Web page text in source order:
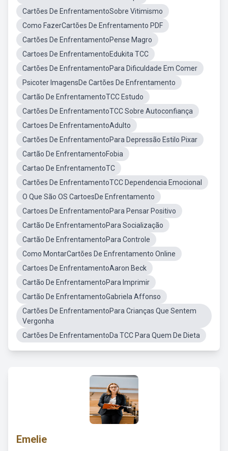
Cartões De EnfrentamentoSobre Vitimismo
Como FazerCartões De Enfrentamento PDF
Cartões De EnfrentamentoPense Magro
Cartoes De EnfrentamentoEdukita TCC
Cartões De EnfrentamentoPara Dificuldade Em Comer
Psicoter ImagensDe Cartões De Enfrentamento
Cartão De EnfrentamentoTCC Estudo
Cartões De EnfrentamentoTCC Sobre Autoconfiança
Cartoes De EnfrentamentoAdulto
Cartões De EnfrentamentoPara Depressão Estilo Pixar
Cartão De EnfrentamentoFobia
Cartao De EnfrentamentoTC
Cartões De EnfrentamentoTCC Dependencia Emocional
O Que São OS CartoesDe Enfrentamento
Cartoes De EnfrentamentoPara Pensar Positivo
Cartão De EnfrentamentoPara Socialização
Cartão De EnfrentamentoPara Controle
Como MontarCartões De Enfrentamento Online
Cartoes De EnfrentamentoAaron Beck
Cartão De EnfrentamentoPara Imprimir
Cartão De EnfrentamentoGabriela Affonso
Cartões De EnfrentamentoPara Crianças Que Sentem
Vergonha
Cartões De EnfrentamentoDa TCC Para Quem De Dieta
Emelie